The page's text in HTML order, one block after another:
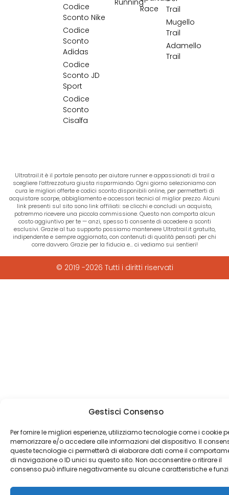
Gestisci Consenso
Per fornire le migliori esperienze, utilizziamo tecnologie come i cookie
memorizzare e/o accedere alle informazioni del dispositivo. Il
queste tecnologie ci permetterà di elaborare dati come il
di navigazione o ID unici su questo sito. Non acconsentire o ritirare il
consenso può influire negativamente su alcune caratteristiche e
Trail
Mugello
Trail
Adamello
Trail
Race
Codice
Sconto Nike
Codice
Sconto
Adidas
Codice
Sconto JD
Sport
Codice
Sconto
Cisalfa
Ultratrail.it è il portale pensato per aiutare runner e appassionati di trail a
scegliere l’attrezzatura giusta risparmiando. Ogni giorno selezioniamo con
cura le migliori offerte e codici sconto disponibili online, per permetterti di
acquistare scarpe, abbigliamento e accessori tecnici al miglior prezzo. Alcuni
link presenti sul sito sono link affiliati: se clicchi e concludi un acquisto,
potremmo ricevere una piccola commissione. Questo non comporta alcun
costo aggiuntivo per te — anzi, spesso ti consente di accedere a sconti
esclusivi. Grazie al tuo supporto possiamo mantenere Ultratrail.it gratuito,
indipendente e sempre aggiornato, con contenuti di qualità pensati per chi
corre davvero. Grazie per la fiducia e… ci vediamo sui sentieri!
© 2019 -2026 Tutti i diritti riservati